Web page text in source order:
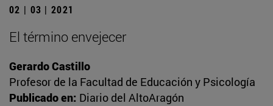
02 | 03 | 2021
El término envejecer
Gerardo Castillo
Profesor de la Facultad de Educación y Psicología
Publicado en: Diario del AltoAragón